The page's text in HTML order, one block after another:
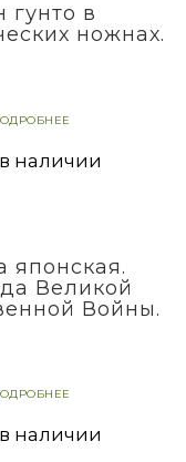
гунто в
ножнах.
наличии
японская.
Великой
Войны.
наличии